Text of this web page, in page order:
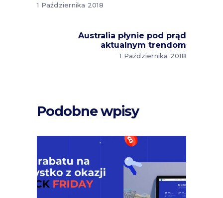
1 Października 2018
Australia płynie pod prąd
aktualnym trendom
1 Października 2018
Podobne wpisy